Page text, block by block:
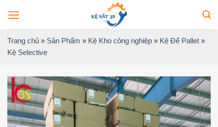
qua
nội
dungTrang chủ » Sản Phẩm » Kệ Kho công nghiệp » Kệ Để Pallet »
Kệ Selective